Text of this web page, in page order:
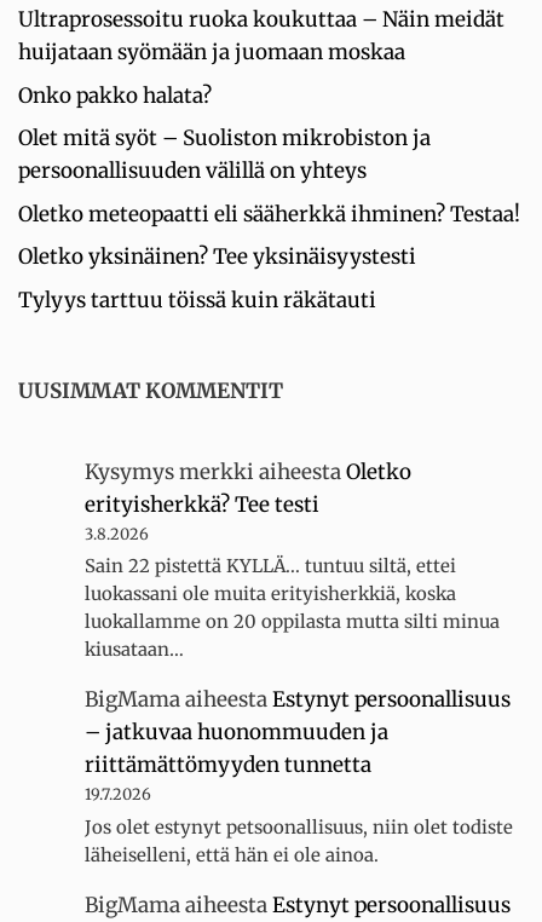
Ultraprosessoitu ruoka koukuttaa – Näin meidät
huijataan syömään ja juomaan moskaa
Onko pakko halata?
Olet mitä syöt – Suoliston mikrobiston ja
persoonallisuuden välillä on yhteys
Oletko meteopaatti eli sääherkkä ihminen? Testaa!
Oletko yksinäinen? Tee yksinäisyystesti
Tylyys tarttuu töissä kuin räkätauti
UUSIMMAT KOMMENTIT
Kysymys merkki aiheestaOletko
erityisherkkä? Tee testi
3.8.2026
Sain 22 pistettä KYLLÄ... tuntuu siltä, ettei
luokassani ole muita erityisherkkiä, koska
luokallamme on 20 oppilasta mutta silti minua
kiusataan…
BigMamaaiheestaEstynyt persoonallisuus
– jatkuvaa huonommuuden ja
riittämättömyyden tunnetta
19.7.2026
Jos olet estynyt petsoonallisuus, niin olet todiste
läheiselleni, että hän ei ole ainoa.
BigMamaaiheestaEstynyt persoonallisuus